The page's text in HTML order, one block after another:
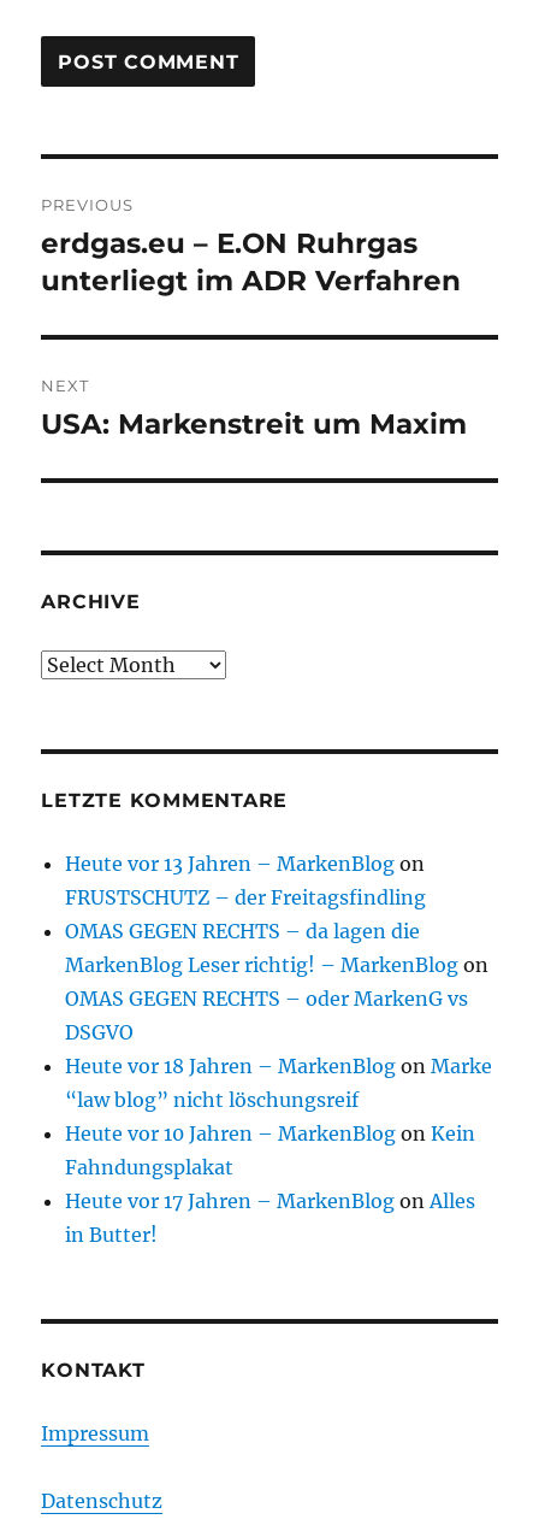
navigation
PREVIOUS
Previous
post:
erdgas.eu – E.ON Ruhrgas
unterliegt im ADR Verfahren
NEXT
Next
USA: Markenstreit um Maxim
ARCHIVE
Archive
LETZTE KOMMENTARE
Heute vor 13 Jahren – MarkenBlog on
FRUSTSCHUTZ – der Freitagsfindling
OMAS GEGEN RECHTS – da lagen die
MarkenBlog Leser richtig! – MarkenBlog on
OMAS GEGEN RECHTS – oder MarkenG vs
DSGVO
Heute vor 18 Jahren – MarkenBlog onMarke
“law blog” nicht löschungsreif
Heute vor 10 Jahren – MarkenBlog onKein
Fahndungsplakat
Heute vor 17 Jahren – MarkenBlog onAlles
in Butter!
KONTAKT
Impressum
Datenschutz